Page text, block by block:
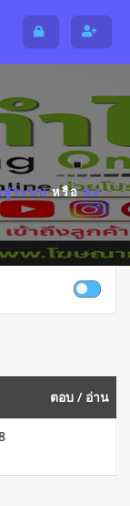
สู่ระบบหรือลง
ตอบ / อ่าน